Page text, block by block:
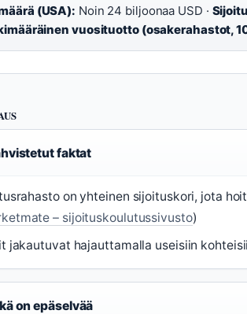
(USA): Noin 24 biljoonaa USD ·
vuosituotto (osakerahastot,
faktat
on yhteinen sijoituskori, jota
– sijoituskoulutussivusto)
jakautuvat hajauttamalla useisiin
on epäselvää